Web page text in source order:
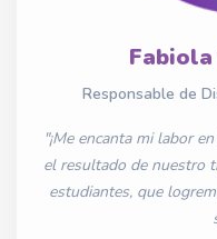
Responsable de
"¡Me encanta mi labor
el resultado de nuestro
estudiantes, que